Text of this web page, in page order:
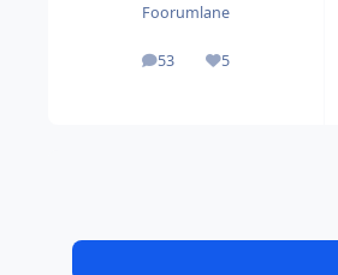
Foorumlane
53
postitused
5
Reputatsioon